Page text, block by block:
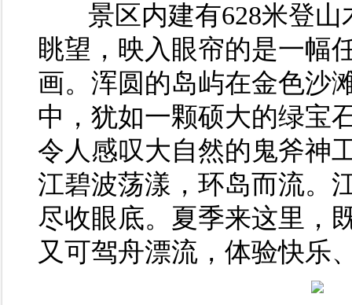
景区内建有628米登山
眺望，映入眼帘的是一幅
画。浑圆的岛屿在金色沙
中，犹如一颗硕大的绿宝
令人感叹大自然的鬼斧神
江碧波荡漾，环岛而流。
尽收眼底。夏季来这里，
又可驾舟漂流，体验快乐